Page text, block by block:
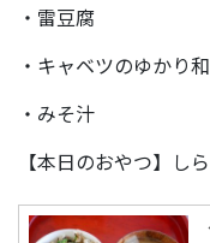
・雷豆腐
・キャベツのゆかり
・みそ汁
【本日のおやつ】し